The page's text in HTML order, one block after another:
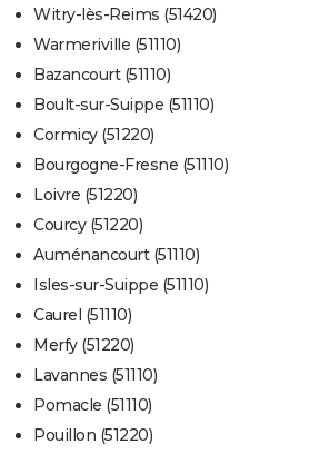
Witry-lès-Reims (51420)
Warmeriville (51110)
Bazancourt (51110)
Boult-sur-Suippe (51110)
Cormicy (51220)
Bourgogne-Fresne (51110)
Loivre (51220)
Courcy (51220)
Auménancourt (51110)
Isles-sur-Suippe (51110)
Caurel (51110)
Merfy (51220)
Lavannes (51110)
Pomacle (51110)
Pouillon (51220)